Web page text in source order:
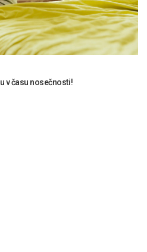
v času nosečnosti!